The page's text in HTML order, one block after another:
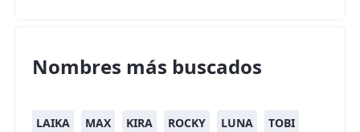
Nombres más buscados
LAIKA MAX KIRA ROCKY LUNA
TOBI